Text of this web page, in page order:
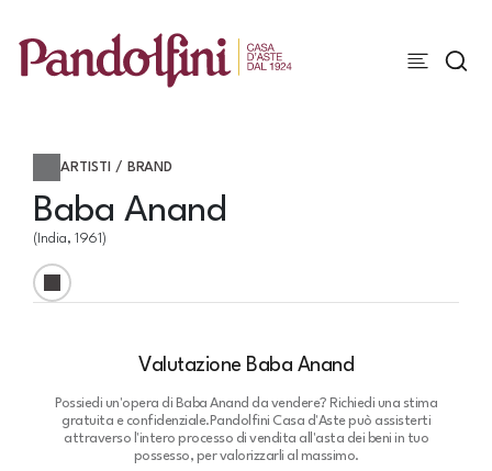
ARTISTI / BRAND
Baba Anand
(India, 1961)
Valutazione Baba Anand
Possiedi un'opera di Baba Anand da vendere? Richiedi una stima
gratuita e confidenziale. Pandolfini Casa d'Aste può assisterti
attraverso l'intero processo di vendita all'asta dei beni in tuo
possesso, per valorizzarli al massimo.